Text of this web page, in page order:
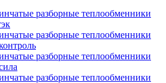
разборные теплообменники
разборные теплообменники
разборные теплообменники
разборные теплообменники